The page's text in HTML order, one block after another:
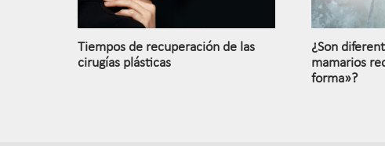
Tiempos de recuperación de las
cirugías plásticas
¿Son
mamarios
forma»?